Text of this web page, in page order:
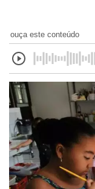
ouça este conteúdo